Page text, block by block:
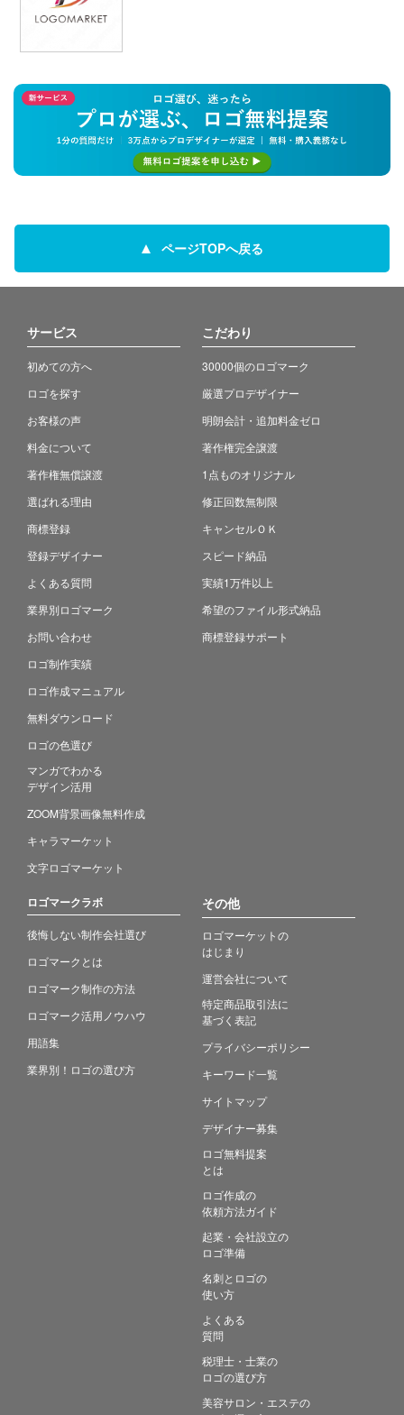
ページTOPへ戻る
サービス
初めての方へ
ロゴを探す
お客様の声
料金について
著作権無償譲渡
選ばれる理由
商標登録
登録デザイナー
よくある質問
業界別ロゴマーク
お問い合わせ
ロゴ制作実績
ロゴ作成マニュアル
無料ダウンロード
ロゴの色選び
マンガでわかる
デザイン活用
ZOOM背景画像無料作成
キャラマーケット
文字ロゴマーケット
こだわり
30000個のロゴマーク
厳選プロデザイナー
明朗会計・追加料金ゼロ
著作権完全譲渡
1点ものオリジナル
修正回数無制限
キャンセルＯＫ
スピード納品
実績1万件以上
希望のファイル形式納品
商標登録サポート
ロゴマークラボ
後悔しない制作会社選び
ロゴマークとは
ロゴマーク制作の方法
ロゴマーク活用ノウハウ
用語集
業界別！ロゴの選び方
その他
ロゴマーケットの
はじまり
運営会社について
特定商品取引法に
基づく表記
プライバシーポリシー
キーワード一覧
サイトマップ
デザイナー募集
ロゴ無料提案
とは
ロゴ作成の
依頼方法ガイド
起業・会社設立の
ロゴ準備
名刺とロゴの
使い方
よくある
質問
税理士・士業の
ロゴの選び方
美容サロン・エステの